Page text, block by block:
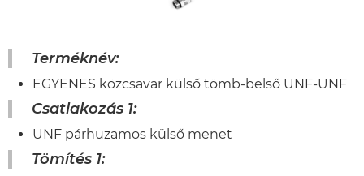
Terméknév:
EGYENES közcsavar külső tömb-belső UNF-UNF
Csatlakozás 1:
UNF párhuzamos külső menet
Tömítés 1: